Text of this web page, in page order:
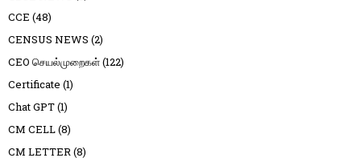
CCE (48)
CENSUS NEWS (2)
CEO செயல்முறைகள்(122)
Certificate (1)
Chat GPT(1)
CM CELL(8)
CM LETTER(8)